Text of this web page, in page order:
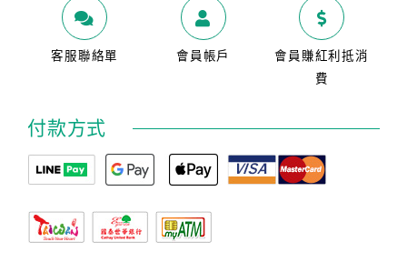
客服聯絡單 會員帳戶
會員賺紅利抵消
費
付款方式